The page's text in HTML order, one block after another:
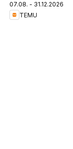
07.08. - 31.12.2026
TEMU